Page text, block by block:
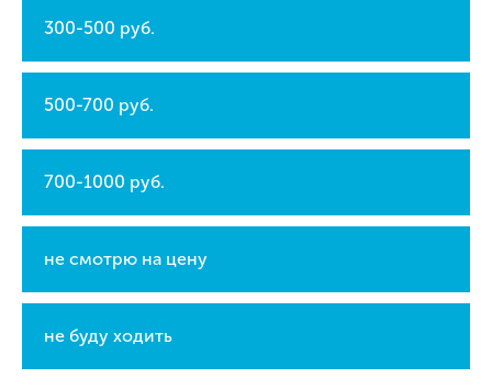
300-500 руб.
500-700 руб.
700-1000 руб.
не смотрю на цену
не буду ходить